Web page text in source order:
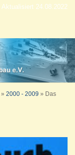
Aktualisiert 24.08.2022
» 2000 - 2009 »
Das